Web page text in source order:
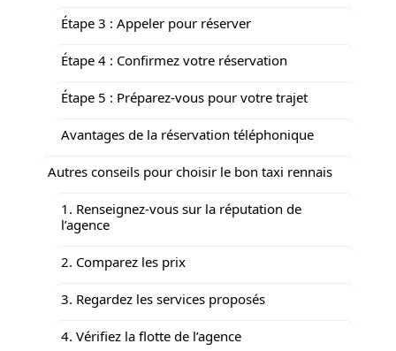
Étape 3 : Appeler pour réserver
Étape 4 : Confirmez votre réservation
Étape 5 : Préparez-vous pour votre trajet
Avantages de la réservation téléphonique
Autres conseils pour choisir le bon taxi rennais
1. Renseignez-vous sur la réputation de
l’agence
2. Comparez les prix
3. Regardez les services proposés
4. Vérifiez la flotte de l’agence